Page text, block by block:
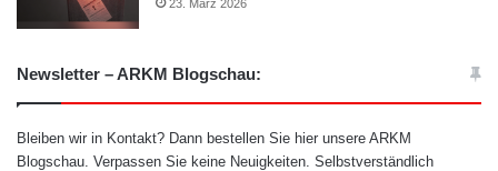
23. März 2026
Newsletter – ARKM Blogschau:
Bleiben wir in Kontakt? Dann bestellen Sie hier unsere ARKM
Blogschau. Verpassen Sie keine Neuigkeiten. Selbstverständlich